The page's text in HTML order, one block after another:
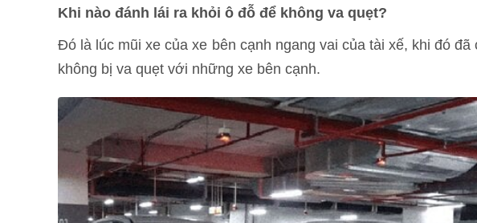
Khi nào đánh lái ra khỏi ô đỗ để không va quẹt?
Đó là lúc mũi xe của xe bên cạnh ngang vai của tài xế, khi đó
không bị va quẹt với những xe bên cạnh.